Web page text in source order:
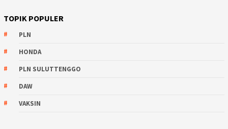
TOPIK POPULER
PLN
HONDA
PLN SULUTTENGGO
DAW
VAKSIN